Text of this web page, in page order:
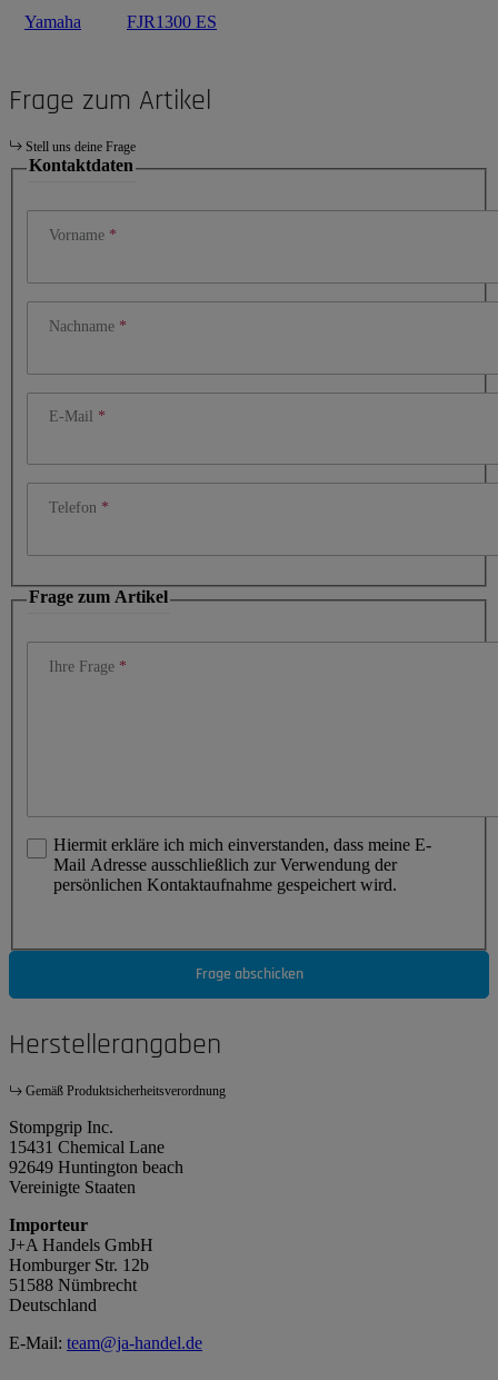
Yamaha FJR1300 ES
Frage zum Artikel
Stell uns deine Frage
Kontaktdaten
Vorname
Nachname
E-Mail
Telefon
Frage zum Artikel
Ihre Frage
Hiermit erkläre ich mich einverstanden, dass meine E-
Mail Adresse ausschließlich zur Verwendung der
persönlichen Kontaktaufnahme gespeichert wird.
Frage abschicken
Herstellerangaben
Gemäß Produktsicherheitsverordnung
Stompgrip Inc.
15431 Chemical Lane
92649 Huntington beach
Vereinigte Staaten
Importeur
J+A Handels GmbH
Homburger Str. 12b
51588 Nümbrecht
Deutschland
E-Mail: team@ja-handel.de